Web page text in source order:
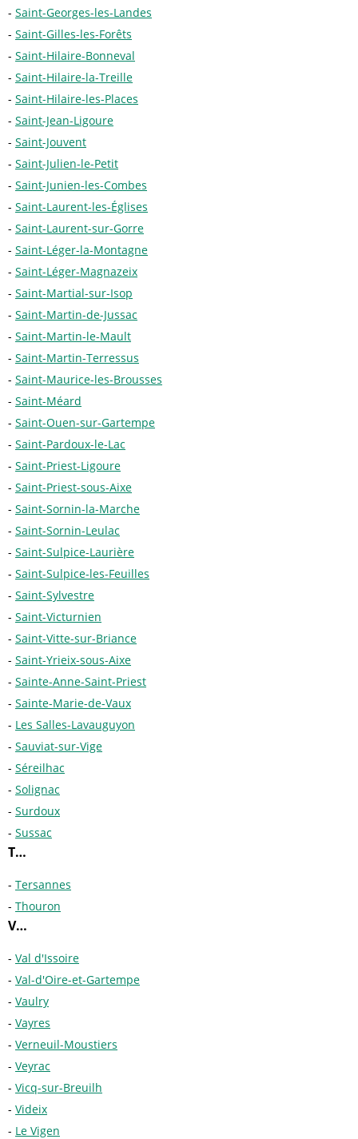
Saint-Georges-les-Landes
Saint-Gilles-les-Forêts
Saint-Hilaire-Bonneval
Saint-Hilaire-la-Treille
Saint-Hilaire-les-Places
Saint-Jean-Ligoure
Saint-Jouvent
Saint-Julien-le-Petit
Saint-Junien-les-Combes
Saint-Laurent-les-Églises
Saint-Laurent-sur-Gorre
Saint-Léger-la-Montagne
Saint-Léger-Magnazeix
Saint-Martial-sur-Isop
Saint-Martin-de-Jussac
Saint-Martin-le-Mault
Saint-Martin-Terressus
Saint-Maurice-les-Brousses
Saint-Méard
Saint-Ouen-sur-Gartempe
Saint-Pardoux-le-Lac
Saint-Priest-Ligoure
Saint-Priest-sous-Aixe
Saint-Sornin-la-Marche
Saint-Sornin-Leulac
Saint-Sulpice-Laurière
Saint-Sulpice-les-Feuilles
Saint-Sylvestre
Saint-Victurnien
Saint-Vitte-sur-Briance
Saint-Yrieix-sous-Aixe
Sainte-Anne-Saint-Priest
Sainte-Marie-de-Vaux
Les Salles-Lavauguyon
Sauviat-sur-Vige
Séreilhac
Solignac
Surdoux
Sussac
T…
Tersannes
Thouron
V…
Val d'Issoire
Val-d'Oire-et-Gartempe
Vaulry
Vayres
Verneuil-Moustiers
Veyrac
Vicq-sur-Breuilh
Videix
Le Vigen